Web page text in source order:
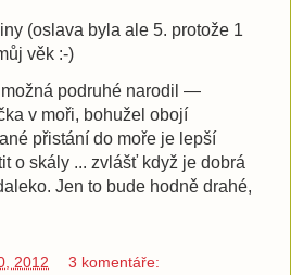
(oslava byla ale 5. protože 1
věk :-)
podruhé narodil —
v moři, bohužel obojí
přistání do moře je lepší
o skály ... zvlášť když je dobrá
Jen to bude hodně drahé,
2012 3 komentáře: